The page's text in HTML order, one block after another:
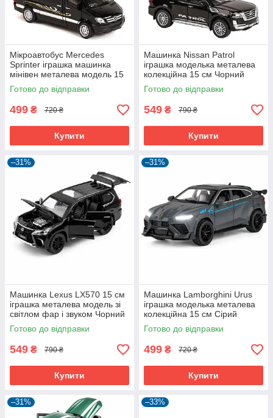
Мікроавтобус Mercedes
Sprinter іграшка машинка
мінівен металева модель 15
см Чорний (59666)
Готово до відправки
499 ₴ 720 ₴
Купити
Машинка Nissan Patrol
іграшка моделька металева
колекційна 15 см Чорний
(59668)
Готово до відправки
549 ₴ 790 ₴
Купити
–31%
Машинка Lexus LX570 15 см
іграшка металева модель зі
світлом фар і звуком Чорний
(59582)
Готово до відправки
549 ₴ 790 ₴
Купити
–31%
Машинка Lamborghini Urus
іграшка моделька металева
колекційна 15 см Сірий
(59655)
Готово до відправки
499 ₴ 720 ₴
Купити
–31% –33%